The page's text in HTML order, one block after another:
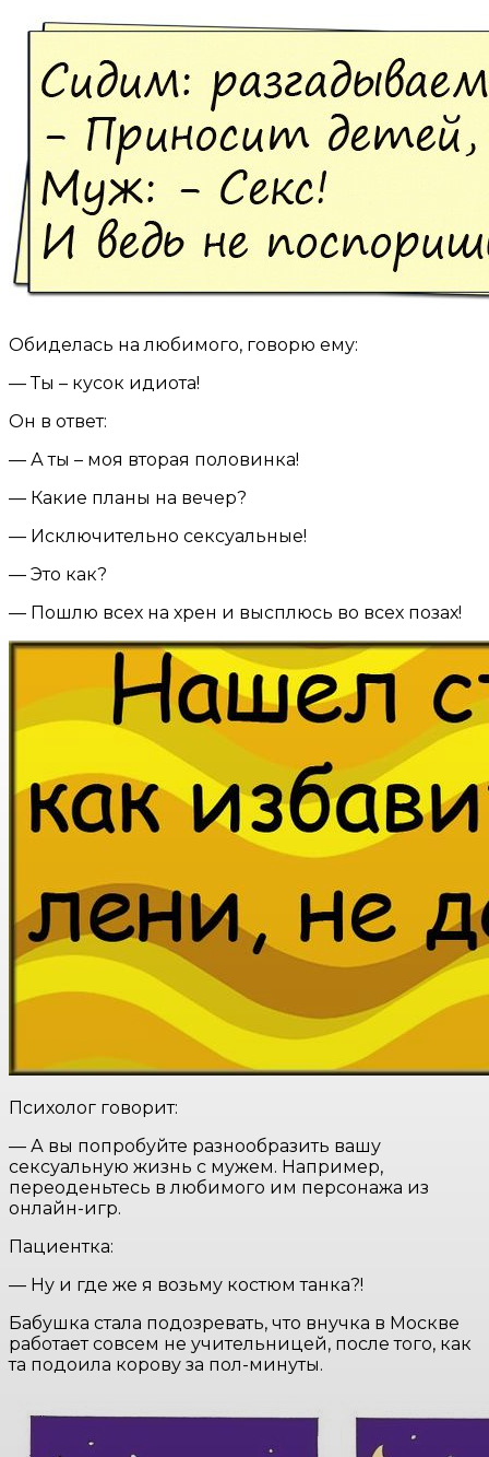
Обиделась на любимого, говорю ему:
— Ты – кусок идиота!
Он в ответ:
— А ты – моя вторая половинка!
— Какие планы на вечер?
— Исключительно cекcуальные!
— Это как?
— Пошлю всех на хрен и высплюсь во всех позах!
Психолог говорит:
— А вы попробуйте разнообразить вашу
ceкcуальную жизнь с мужем. Например,
переоденьтесь в любимого им персонажа из
онлайн-игр.
Пациентка:
— Ну и где же я возьму костюм танка?!
Бабушка стала подозревать, что внучка в Москве
работает совсем не учительницей, после того, как
та подоила корову за пол-минуты.